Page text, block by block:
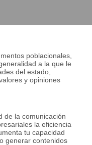
poblacionales,
a la que le
del estado,
y opiniones
de la comunicación
la eficiencia
tu capacidad
generar contenidos